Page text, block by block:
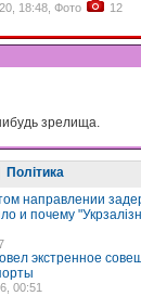
18:48, Фото 12
зрелища.
Політика
направлении
и почему
экстренное
00:51